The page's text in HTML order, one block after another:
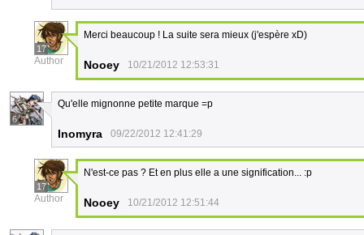
17
Author
Merci beaucoup ! La suite sera mieux (j'espère xD)
Nooey 10/21/2012 12:53:31
6
Qu'elle mignonne petite marque =p
Inomyra 09/22/2012 12:41:29
17
Author
N'est-ce pas ? Et en plus elle a une signification... :p
Nooey 10/21/2012 12:51:44